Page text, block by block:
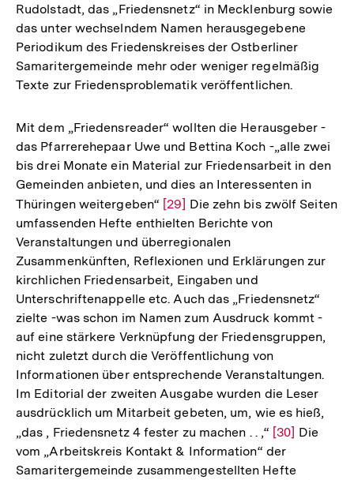
der
Fußnote
Rudolstadt, das „Friedensnetz“ in Mecklenburg sowie
das unter wechselndem Namen herausgegebene
Periodikum des Friedenskreises der Ostberliner
Samaritergemeinde mehr oder weniger regelmäßig
Texte zur Friedensproblematik veröffentlichen.
Mit dem „Friedensreader“ wollten die Herausgeber -
das Pfarrerehepaar Uwe und Bettina Koch -„alle zwei
bis drei Monate ein Material zur Friedensarbeit in den
Gemeinden anbieten, und dies an Interessenten in
Thüringen weitergeben“ Zur
Auflösung
der
Fußnote
[29] Die zehn bis zwölf Seiten
umfassenden Hefte enthielten Berichte von
Veranstaltungen und überregionalen
Zusammenkünften, Reflexionen und Erklärungen zur
kirchlichen Friedensarbeit, Eingaben und
Unterschriftenappelle etc. Auch das „Friedensnetz“
zielte -was schon im Namen zum Ausdruck kommt -
auf eine stärkere Verknüpfung der Friedensgruppen,
nicht zuletzt durch die Veröffentlichung von
Informationen über entsprechende Veranstaltungen.
Im Editorial der zweiten Ausgabe wurden die Leser
ausdrücklich um Mitarbeit gebeten, um, wie es hieß,
„das , Friedensnetz 4 fester zu machen . . ,“ Zur
Auflösung
der
[30] Die
vom „Arbeitskreis Kontakt & Information“ der
Samaritergemeinde zusammengestellten Hefte